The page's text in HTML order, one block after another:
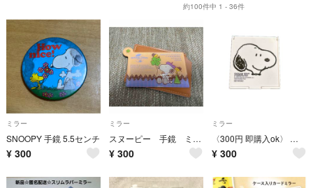
約100件中 1 - 36件
ミラー
SNOOPY 手鏡 5.5センチ
¥ 300
ミラー
スヌーピー 手鏡 ミラー
¥ 300
ミラー
〈300円 即購入ok〉 スヌーピー コンパクトミラー
¥ 300